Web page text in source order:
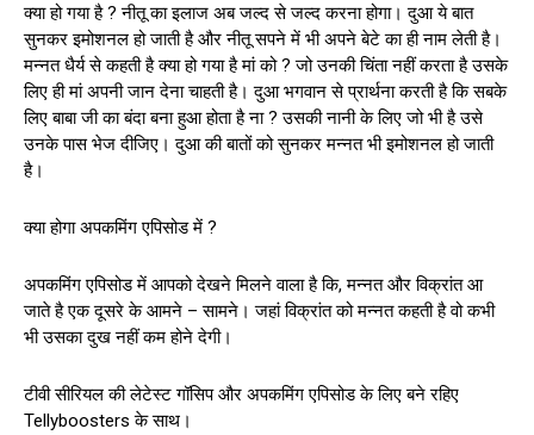
क्या हो गया है ? नीतू का इलाज अब जल्द से जल्द करना होगा। दुआ ये बात
सुनकर इमोशनल हो जाती है और नीतू सपने में भी अपने बेटे का ही नाम लेती है।
मन्नत धैर्य से कहती है क्या हो गया है मां को ? जो उनकी चिंता नहीं करता है उसके
लिए ही मां अपनी जान देना चाहती है। दुआ भगवान से प्रार्थना करती है कि सबके
लिए बाबा जी का बंदा बना हुआ होता है ना ? उसकी नानी के लिए जो भी है उसे
उनके पास भेज दीजिए। दुआ की बातों को सुनकर मन्नत भी इमोशनल हो जाती
है।
क्या होगा अपकमिंग एपिसोड में ?
अपकमिंग एपिसोड में आपको देखने मिलने वाला है कि, मन्नत और विक्रांत आ
जाते है एक दूसरे के आमने – सामने। जहां विक्रांत को मन्नत कहती है वो कभी
भी उसका दुख नहीं कम होने देगी।
टीवी सीरियल की लेटेस्ट गॉसिप और अपकमिंग एपिसोड के लिए बने रहिए
Tellyboosters के साथ।